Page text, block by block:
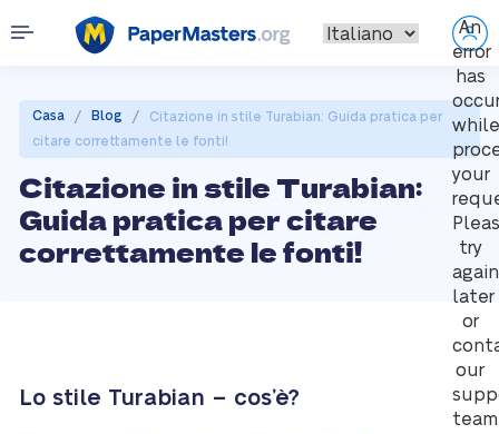
An
error
has
while
your
try
again
later
or
our
Casa / Blog /
Citazione in stile Turabian: Guida pratica per
citare correttamente le fonti!
Citazione in stile Turabian:
Guida pratica per citare
correttamente le fonti!
Lo stile Turabian – cos’è?